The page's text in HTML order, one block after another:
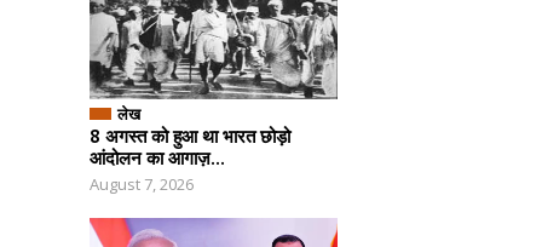
लेख
8 अगस्त को हुआ था भारत छोड़ो
आंदोलन का आगाज़...
August 7, 2026